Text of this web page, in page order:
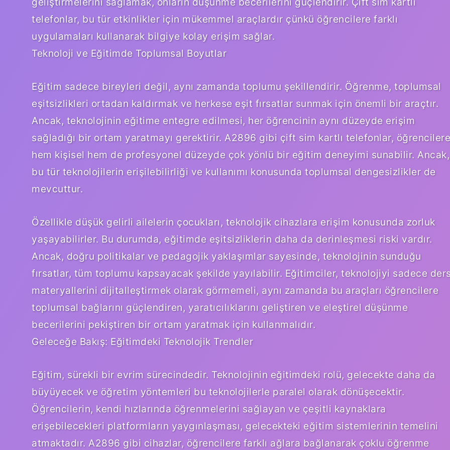
telefonlar, bu tür etkinlikler için mükemmel araçlardır çünkü öğrencilere farklı
uygulamaları kullanarak bilgiye kolay erişim sağlar.
Teknoloji ve Eğitimde Toplumsal Boyutlar
Eğitim sadece bireyleri değil, aynı zamanda toplumu şekillendirir. Öğrenme, toplumsal
eşitsizlikleri ortadan kaldırmak ve herkese eşit fırsatlar sunmak için önemli bir araçtır.
Ancak, teknolojinin eğitime entegre edilmesi, her öğrencinin aynı düzeyde erişim
sağladığı bir ortam yaratmayı gerektirir. A2896 gibi çift sim kartlı telefonlar, öğrencilere
hem kişisel hem de profesyonel düzeyde çok yönlü bir eğitim deneyimi sunabilir. Ancak,
bu tür teknolojilerin erişilebilirliği ve kullanımı konusunda toplumsal dengesizlikler de
mevcuttur.
Özellikle düşük gelirli ailelerin çocukları, teknolojik cihazlara erişim konusunda zorluk
yaşayabilirler. Bu durumda, eğitimde eşitsizliklerin daha da derinleşmesi riski vardır.
Ancak, doğru politikalar ve pedagojik yaklaşımlar sayesinde, teknolojinin sunduğu
fırsatlar, tüm toplumu kapsayacak şekilde yayılabilir. Eğitimciler, teknolojiyi sadece
materyallerini dijitalleştirmek olarak görmemeli, aynı zamanda bu araçları öğrencilere
toplumsal bağlarını güçlendiren, yaratıcılıklarını geliştiren ve eleştirel düşünme
becerilerini pekiştiren bir ortam yaratmak için kullanmalıdır.
Geleceğe Bakış: Eğitimdeki Teknolojik Trendler
Eğitim, sürekli bir evrim sürecindedir. Teknolojinin eğitimdeki rolü, gelecekte daha da
büyüyecek ve öğretim yöntemleri bu teknolojilerle paralel olarak dönüşecektir.
Öğrencilerin, kendi hızlarında öğrenmelerini sağlayan ve çeşitli kaynaklara
erişebilecekleri platformların yaygınlaşması, gelecekteki eğitim sistemlerinin temelini
atmaktadır. A2896 gibi cihazlar, öğrencilere farklı ağlara bağlanarak çoklu öğrenme